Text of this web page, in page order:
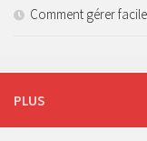
Comment gérer
PLUS